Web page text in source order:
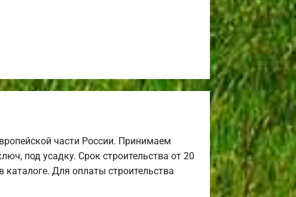
части России. Принимаем
под усадку. Срок строительства от 20
Для оплаты строительства